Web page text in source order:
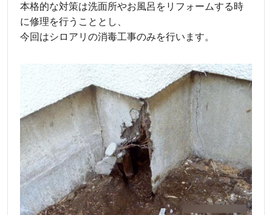
本格的な対策は洗面所やお風呂をリフォームする時
に修理を行うこととし、
今回はシロアリの消毒工事のみを行います。